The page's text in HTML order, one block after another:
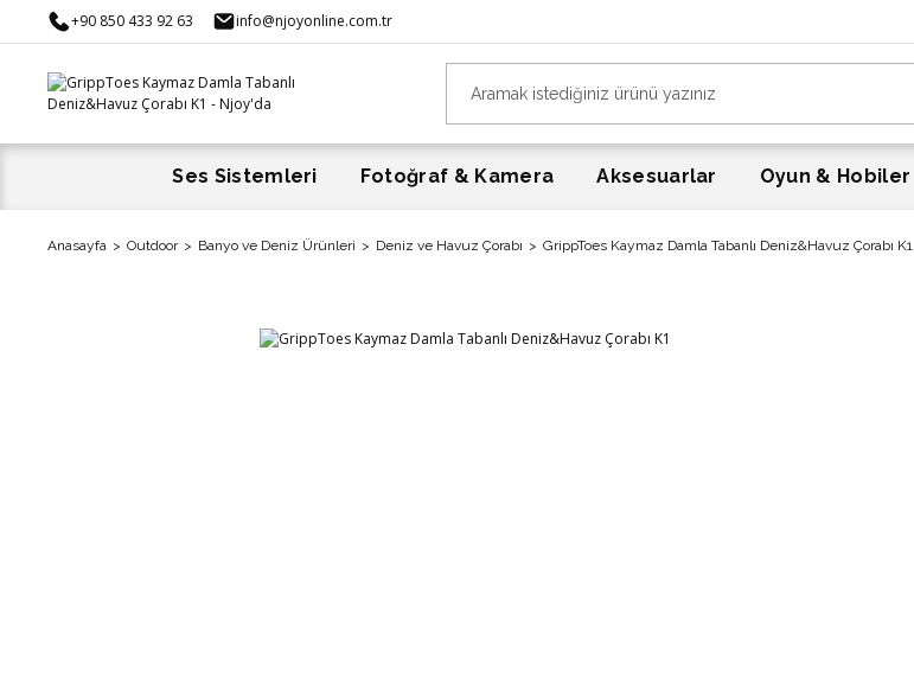
+90 850 433 92 63 info@njoyonline.com.tr
Ses Sistemleri Fotoğraf & Kamera Aksesuarlar Oyun & Hobiler
Anasayfa Outdoor Banyo ve Deniz Ürünleri Deniz ve Havuz Çorabı GrippToes Kaymaz Damla Tabanlı Deniz&Havuz Çorabı K1